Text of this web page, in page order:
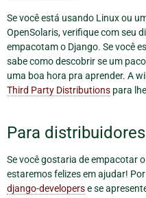
Se você está usando Linux ou
OpenSolaris, verifique com seu
empacotam o Django. Se você
sabe como descobrir se um
uma boa hora pra aprender. A
Third Party Distributions para
Para distribuidores
Se você gostaria de empacotar
estaremos felizes em ajudar!
django-developerse se